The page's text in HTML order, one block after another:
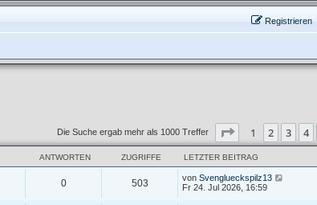
Registrieren
Die Suche ergab mehr als 1000 Treffer Seite von40
1 2 3 4
ANTWORTEN ZUGRIFFE LETZTER BEITRAG
0 503 von Svenglueckspilz13
Fr 24. Jul 2026, 16:59